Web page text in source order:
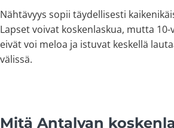
Nähtävyys sopii täydellisesti
Lapset voivat koskenlaskua, mutta
eivät voi meloa ja istuvat keskellä
välissä.
Mitä Antalyan